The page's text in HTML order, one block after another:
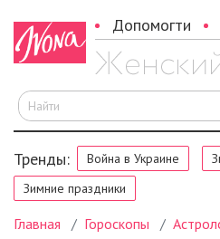
Допомогти
Тренды: Война в Украине
Зимние праздники
Главная Гороскопы